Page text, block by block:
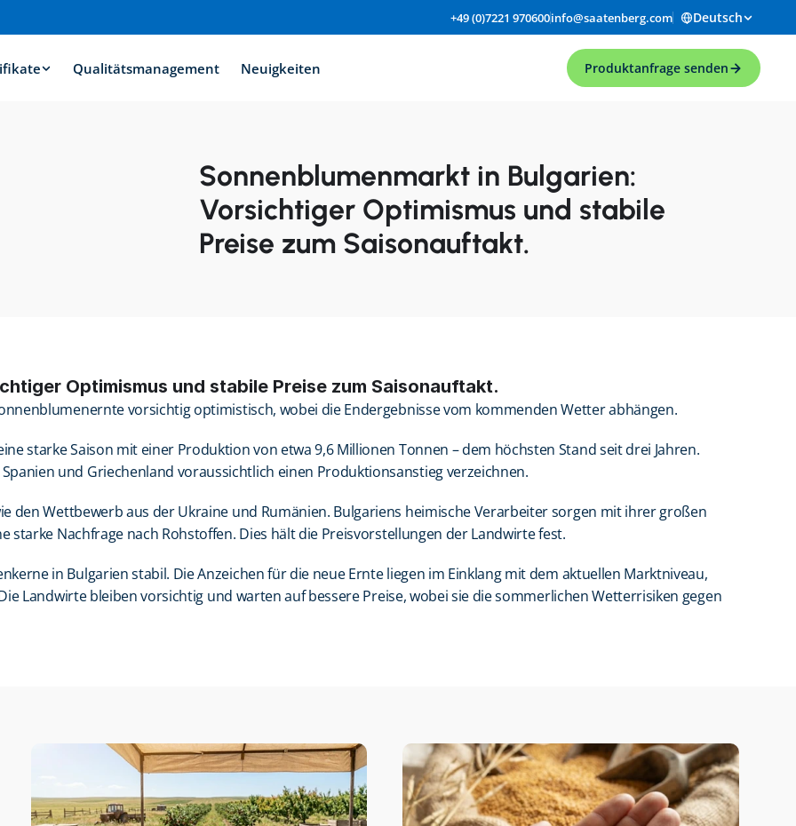
+49 (0)7221 970600info@saatenberg.com Deutsch
Qualitätsmanagement Neuigkeiten Produktanfrage senden
Sonnenblumenmarkt in Bulgarien:
Vorsichtiger Optimismus und stabile
Preise zum Saisonauftakt.
Optimismus und stabile Preise zum Saisonauftakt.
vorsichtig optimistisch, wobei die Endergebnisse vom kommenden Wetter abhängen.
starke Saison mit einer Produktion von etwa 9,6 Millionen Tonnen – dem höchsten Stand seit drei Jahren.
und Griechenland voraussichtlich einen Produktionsanstieg verzeichnen.
den Wettbewerb aus der Ukraine und Rumänien. Bulgariens heimische Verarbeiter sorgen mit ihrer großen
starke Nachfrage nach Rohstoffen. Dies hält die Preisvorstellungen der Landwirte fest.
in Bulgarien stabil. Die Anzeichen für die neue Ernte liegen im Einklang mit dem aktuellen Marktniveau,
Landwirte bleiben vorsichtig und warten auf bessere Preise, wobei sie die sommerlichen Wetterrisiken gegen